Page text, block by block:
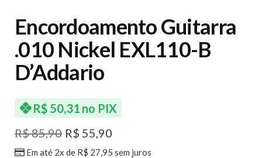
Encordoamento Guitarra
.010 Nickel EXL110-B
D’Addario
R$85,90 R$ 55,90
Em até 2x de R$ 27,95 sem juros
R$ 50,31 no PIX